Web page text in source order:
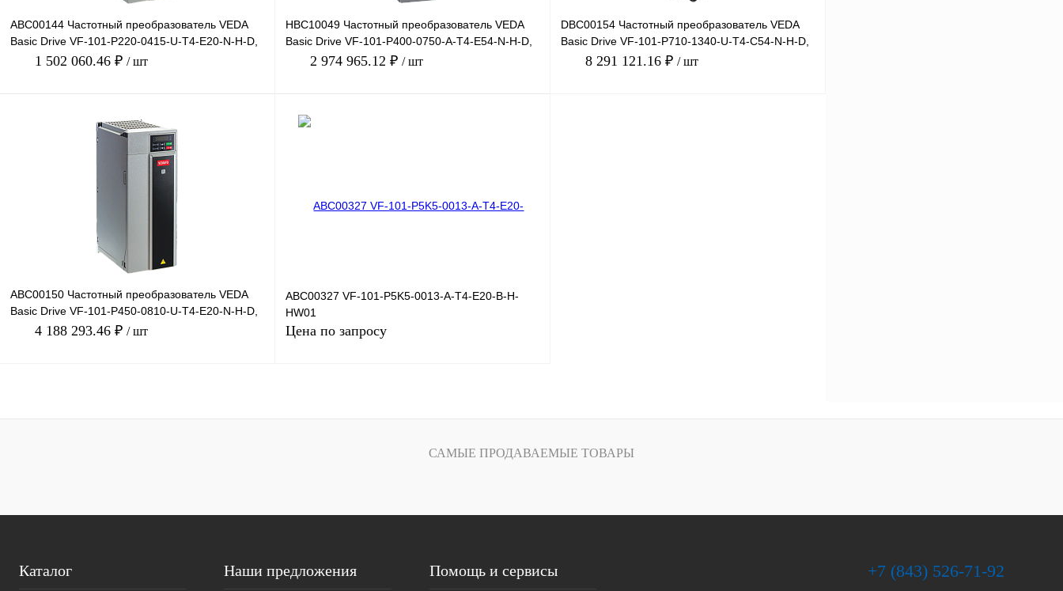
ABC00144 Частотный преобразователь VEDA
Basic Drive VF-101-P220-0415-U-T4-E20-N-H-D,
380В, 220кВт, 4
1 502 060.46 ₽ / шт
В корзину
Сравнение
HBC10049 Частотный преобразователь VEDA
Basic Drive VF-101-P400-0750-A-T4-E54-N-H-D,
380В, 400кВт, 7
2 974 965.12 ₽ / шт
DBC00154 Частотный преобразователь VEDA
Basic Drive VF-101-P710-1340-U-T4-C54-N-H-D,
380В, 710кВт, 1
8 291 121.16 ₽ / шт
ABC00150 Частотный преобразователь VEDA
Basic Drive VF-101-P450-0810-U-T4-E20-N-H-D,
380В, 450кВт, 8
4 188 293.46 ₽ / шт
ABC00327 VF-101-P5K5-0013-A-T4-E20-B-H-
HW01
Цена по запросу
Запросить цену
Сравнение
САМЫЕ ПРОДАВАЕМЫЕ ТОВАРЫ
Каталог Наши предложения Помощь и сервисы +7 (843) 526-71-92